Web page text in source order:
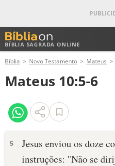
BÍBLIA SAGRADA ONLINE
ANTIGO TESTAMENTO
NOVO TESTAMENTO
VERSÍCULOS
PALAVRA DO DIA
Bíblia Novo Testamento Mateus
Mateus 10:5-6
5
Jesus enviou os doze
instruções: "Não se